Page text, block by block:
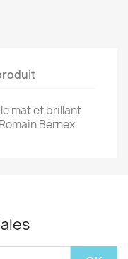
mat et brillant
Bernex